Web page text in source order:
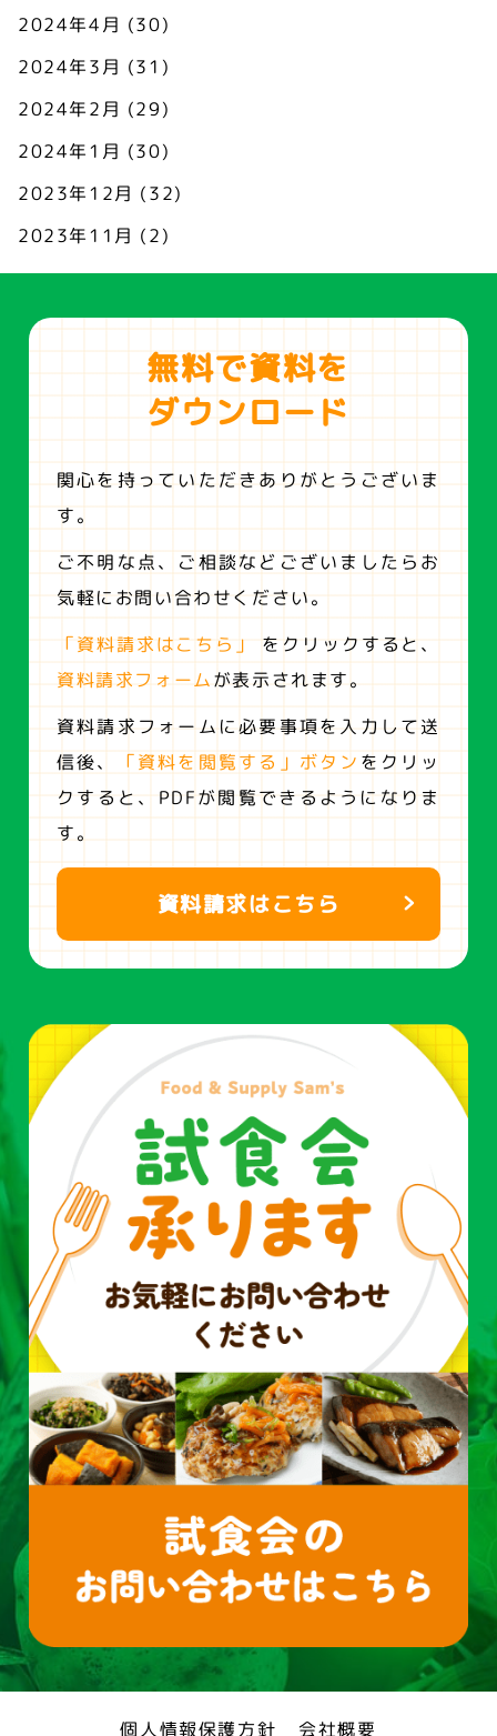
2024年4月 (30)
2024年3月 (31)
2024年2月 (29)
2024年1月 (30)
2023年12月 (32)
2023年11月 (2)
無料で資料を
ダウンロード
関心を持っていただきありがとうございま
す。
ご不明な点、ご相談などございましたらお
気軽にお問い合わせください。
「資料請求はこちら」
をクリックすると、
資料請求フォームが表示されます。
資料請求フォームに必要事項を入力して送
信後、
「資料を閲覧する」ボタン をクリッ
クすると、 PDFが閲覧できるようになりま
す。
資料請求はこちら
個人情報保護方針 会社概要